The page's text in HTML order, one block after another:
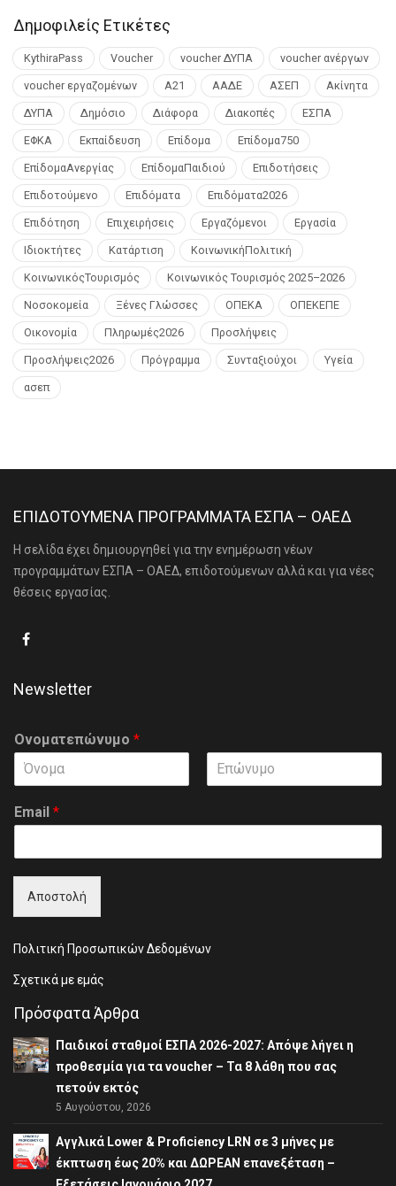
Δημοφιλείς Ετικέτες
KythiraPass Voucher voucher ΔΥΠΑ voucher ανέργων
voucher εργαζομένων Α21 ΑΑΔΕ ΑΣΕΠ Ακίνητα
ΔΥΠΑ Δημόσιο Διάφορα Διακοπές ΕΣΠΑ
ΕΦΚΑ Εκπαίδευση Επίδομα Επίδομα750
ΕπίδομαΑνεργίας ΕπίδομαΠαιδιού Επιδοτήσεις
Επιδοτούμενο Επιδόματα Επιδόματα2026
Επιδότηση Επιχειρήσεις Εργαζόμενοι Εργασία
Ιδιοκτήτες Κατάρτιση ΚοινωνικήΠολιτική
ΚοινωνικόςΤουρισμός Κοινωνικός Τουρισμός 2025–2026
Νοσοκομεία Ξένες Γλώσσες ΟΠΕΚΑ ΟΠΕΚΕΠΕ
Οικονομία Πληρωμές2026 Προσλήψεις
Προσλήψεις2026 Πρόγραμμα Συνταξιούχοι Υγεία
ασεπ
ΕΠΙΔΟΤΟΥΜΕΝΑ ΠΡΟΓΡΑΜΜΑΤΑ ΕΣΠΑ – ΟΑΕΔ
Η σελίδα έχει δημιουργηθεί για την ενημέρωση νέων
προγραμμάτων ΕΣΠΑ – ΟΑΕΔ, επιδοτούμενων αλλά και για νέες
θέσεις εργασίας.
Newsletter
Ονοματεπώνυμο *
i
rEmail *
Αποστολή
Πολιτική Προσωπικών Δεδομένων
Σχετικά με εμάς
Πρόσφατα Άρθρα
Παιδικοί σταθμοί ΕΣΠΑ 2026-2027: Απόψε λήγει η
προθεσμία για τα voucher – Τα 8 λάθη που σας
πετούν εκτός
5 Αυγούστου, 2026
Αγγλικά Lower & Proficiency LRN σε 3 μήνες με
έκπτωση έως 20% και ΔΩΡΕΑΝ επανεξέταση –